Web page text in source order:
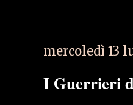
mercoledì 13
I Guerrieri